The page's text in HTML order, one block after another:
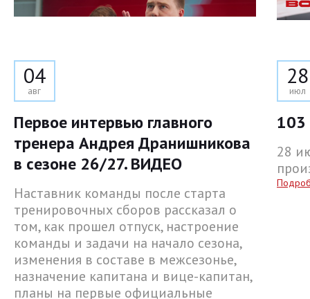
04
авг
Первое интервью главного
тренера Андрея Дранишникова
в сезоне 26/27. ВИДЕО
Наставник команды после старта
тренировочных сборов рассказал о
том, как прошел отпуск, настроение
команды и задачи на начало сезона,
изменения в составе в межсезонье,
назначение капитана и вице-капитан,
планы на первые официальные
28
июл
103
28